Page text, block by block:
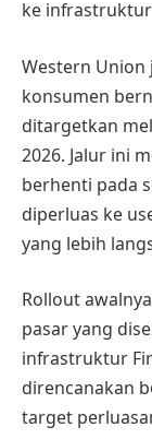
ke
Western
konsumen
ditargetkan
2026. Jalur ini
berhenti pada
diperluas ke
yang lebih
Rollout
pasar yang
infrastruktur
direncanakan
target